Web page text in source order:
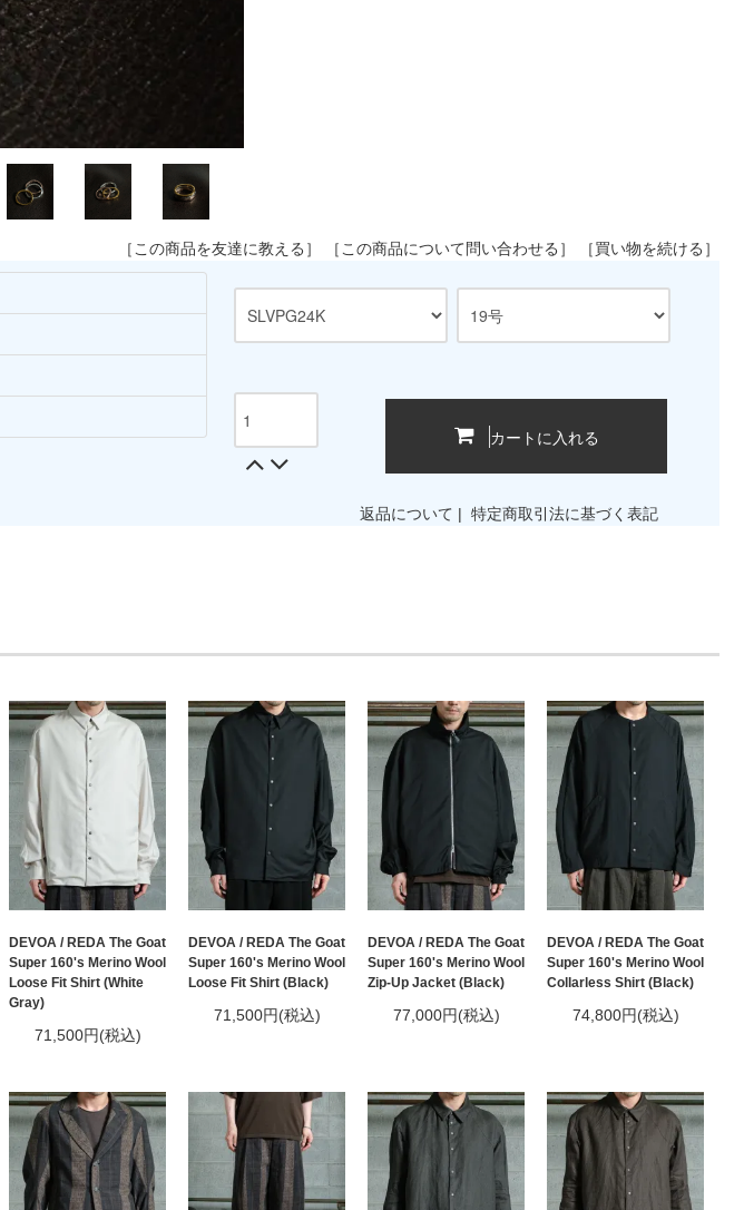
［この商品を友達に教える］ ［この商品について問い合わせる］ ［買い物を続ける］
カートに入れる
返品について | 特定商取引法に基づく表記
DEVOA / REDA The Goat
Super 160's Merino Wool
Loose Fit Shirt (White
Gray)
71,500円(税込)
DEVOA / REDA The Goat
Super 160's Merino Wool
Loose Fit Shirt (Black)
71,500円(税込)
DEVOA / REDA The Goat
Super 160's Merino Wool
Zip-Up Jacket (Black)
77,000円(税込)
DEVOA / REDA The Goat
Super 160's Merino Wool
Collarless Shirt (Black)
74,800円(税込)